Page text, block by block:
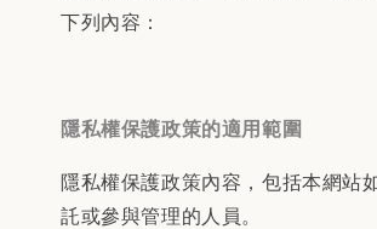
下列內容：
隱私權保護政策的適用範圍
隱私權保護政策內容，包括本網站
託或參與管理的人員。